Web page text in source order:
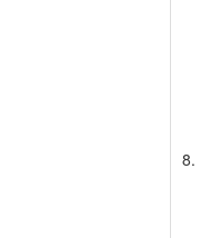
8.